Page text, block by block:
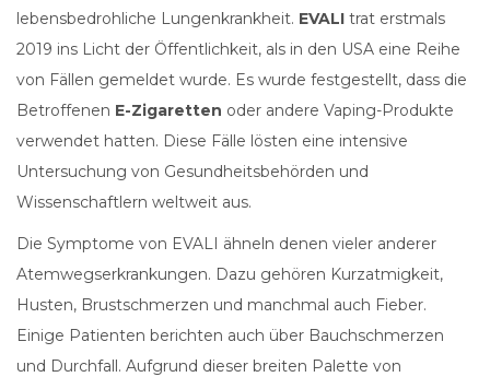
lebensbedrohliche Lungenkrankheit. EVALI trat erstmals
2019 ins Licht der Öffentlichkeit, als in den USA eine Reihe
von Fällen gemeldet wurde. Es wurde festgestellt, dass die
Betroffenen E-Zigaretten oder andere Vaping-Produkte
verwendet hatten. Diese Fälle lösten eine intensive
Untersuchung von Gesundheitsbehörden und
Wissenschaftlern weltweit aus.
Die Symptome von EVALI ähneln denen vieler anderer
Atemwegserkrankungen. Dazu gehören Kurzatmigkeit,
Husten, Brustschmerzen und manchmal auch Fieber.
Einige Patienten berichten auch über Bauchschmerzen
und Durchfall. Aufgrund dieser breiten Palette von